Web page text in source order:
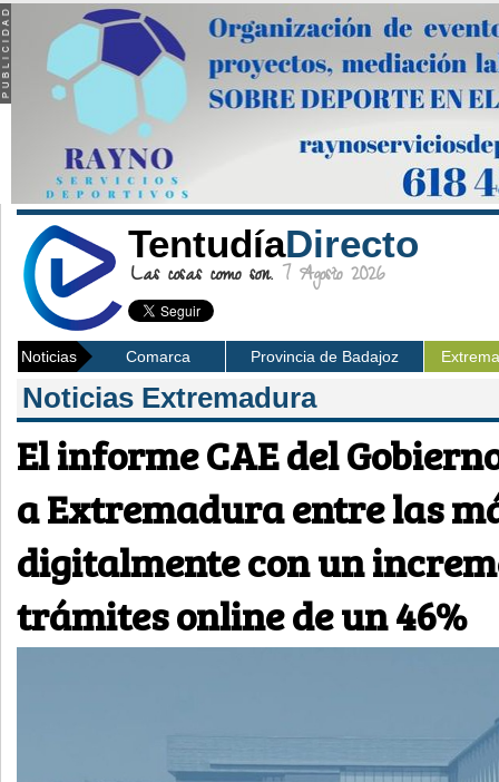
TentudíaDirecto
Las cosas como son. 7 Agosto 2026
Noticias Comarca Provincia de Badajoz
Noticias Extremadura
El informe CAE del
a Extremadura entre las
digitalmente con un
trámites online de un 46%